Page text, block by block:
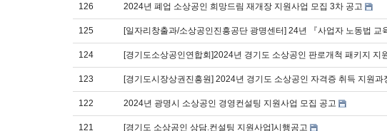
126 2024년 폐업 소상공인 희망드림 재개장 지원사업 모집 3차 공고
125 [일자리창출과/소상공인진흥공단 광명센터] 24년 『사업자 노동법 교
124 [경기도소상공인연합회]2024년 경기도 소상공인 판로개척 패키지 지
123 [경기도시장상권진흥원] 2024년 경기도 소상공인 자격증 취득 지원과
122 2024년 광명시 소상공인 경영컨설팅 지원사업 모집 공고
121 [경기도 소상공인 상담.컨설팅 지원사업]시행공고